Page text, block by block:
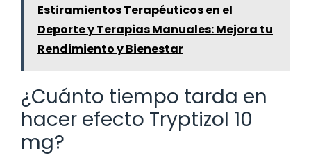
Estiramientos Terapéuticos en el
Deporte y Terapias Manuales: Mejora tu
Rendimiento y Bienestar
¿Cuánto tiempo tarda en
hacer efecto Tryptizol 10
mg?